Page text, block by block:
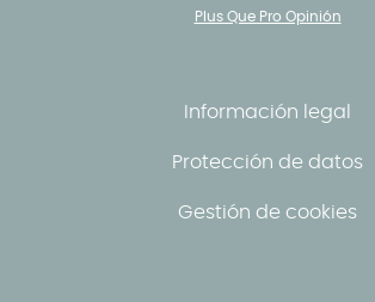
Plus Que Pro Opinión
Información legal
Protección de datos
Gestión de cookies